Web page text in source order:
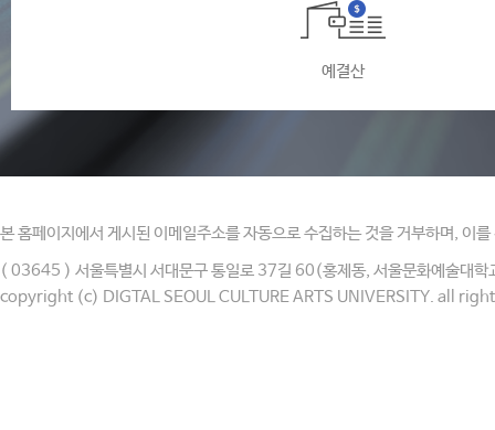
예결산
본 홈페이지에서 게시된 이메일주소를 자동으로 수집하는 것을 거부하며, 이
( 03645 ) 서울특별시 서대문구 통일로 37길 60(홍제동, 서울문화예술
copyright (c) DIGTAL SEOUL CULTURE ARTS UNIVERSITY. all